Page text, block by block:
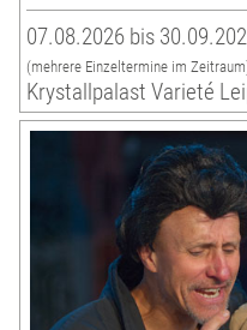
07.08.2026 bis
(mehrere Einzeltermine im
Krystallpalast Varieté